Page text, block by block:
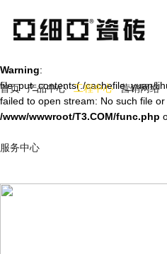
Warning : mkdir(): No space left on
/www/wwwroot/T3.COM/func.php
Warning:
file_put_contents(./cachefile_yuan/
failed to open stream: No such file
/www/wwwroot/T3.COM/func.php
首页 产品中心 工程中心 营销网络
服务中心